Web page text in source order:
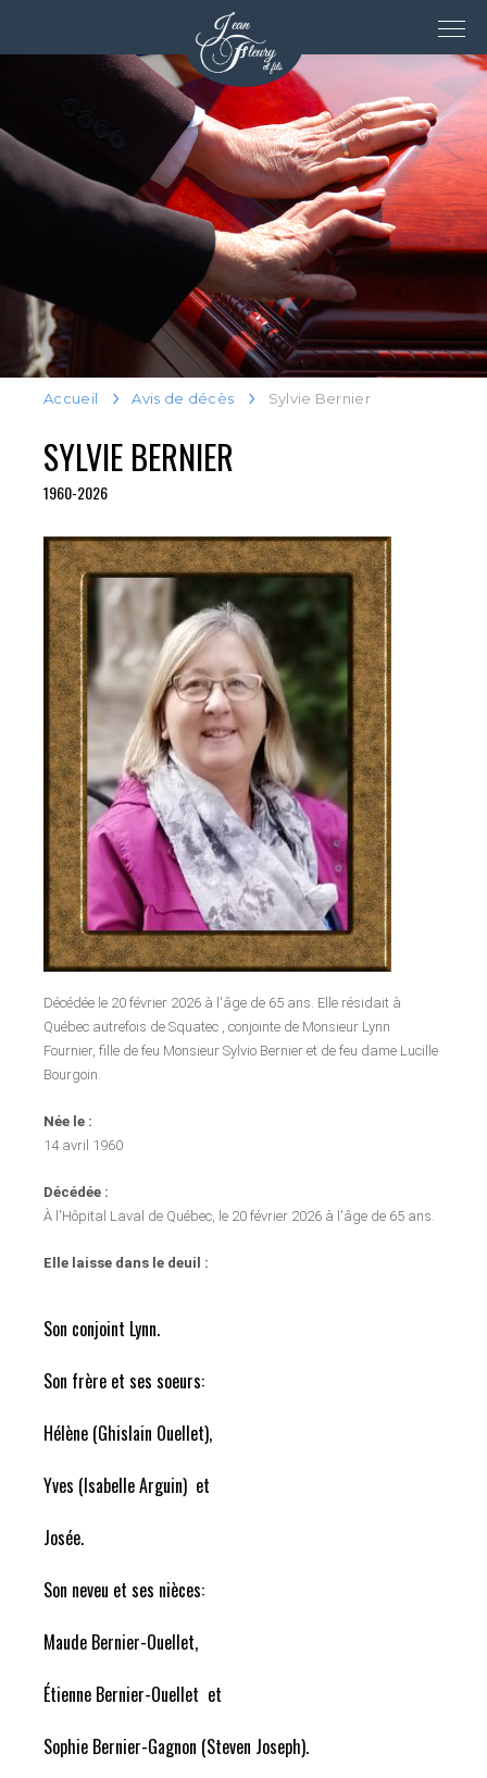
Accueil Avis de décès Sylvie Bernier
SYLVIE BERNIER
1960-2026
Décédée le 20 février 2026 à l'âge de 65 ans. Elle résidait à
Québec autrefois de Squatec , conjointe de Monsieur Lynn
Fournier, fille de feu Monsieur Sylvio Bernier et de feu dame Lucille
Bourgoin.
Née le :
14 avril 1960
Décédée :
À l'Hôpital Laval de Québec, le 20 février 2026 à l'âge de 65 ans.
Elle laisse dans le deuil :
Son conjoint Lynn.
Son frère et ses soeurs:
Hélène (Ghislain Ouellet),
Yves (Isabelle Arguin) et
Josée.
Son neveu et ses nièces:
Maude Bernier-Ouellet,
Étienne Bernier-Ouellet et
Sophie Bernier-Gagnon (Steven Joseph).